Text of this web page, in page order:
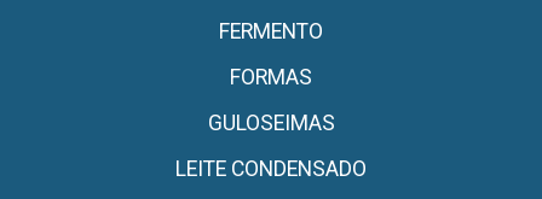
FERMENTO
FORMAS
GULOSEIMAS
LEITE CONDENSADO